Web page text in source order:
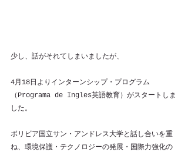
少し、話がそれてしまいましたが、
4月18日よりインターンシップ・プログラム
（Programa de Ingles英語教育）がスタートしま
した。
ボリビア国立サン・アンドレス大学と話し合いを重
ね、環境保護・テクノロジーの発展・国際力強化の